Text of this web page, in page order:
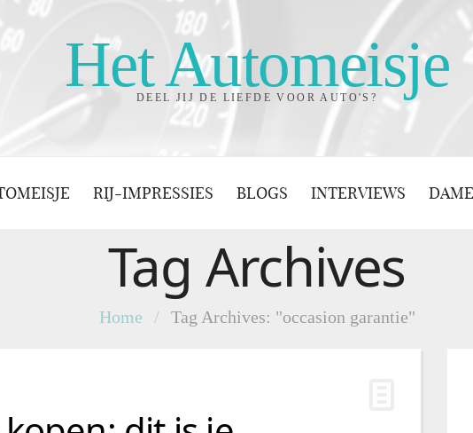
Het Automeisje
DEEL JIJ DE LIEFDE VOOR AUTO'S?
RIJ-IMPRESSIES BLOGS INTERVIEWS
Tag Archives
Home / Tag Archives: "occasion garantie"